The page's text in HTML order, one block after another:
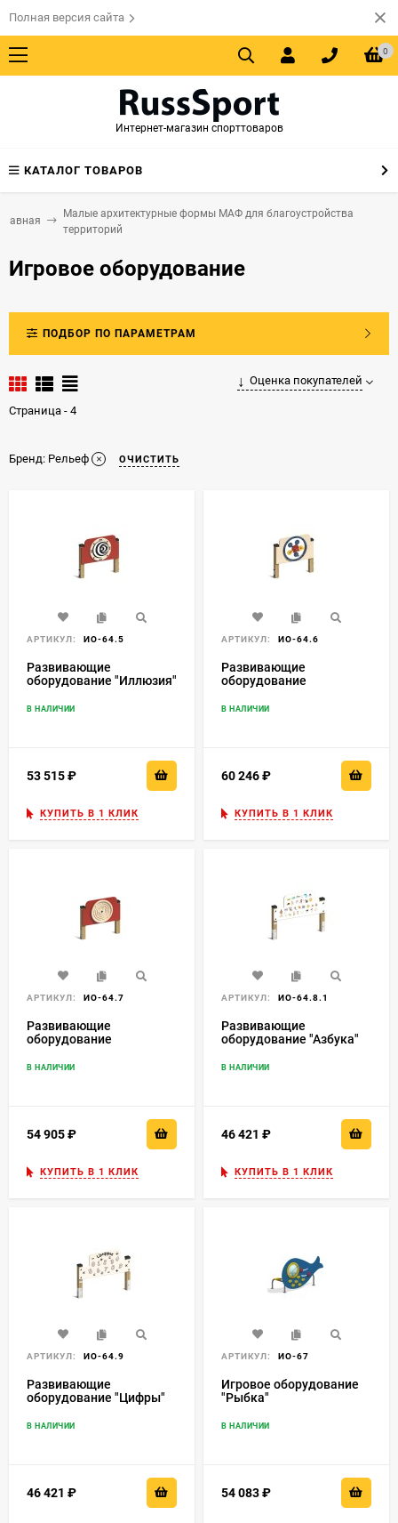
Полная версия сайта
0
Интернет-магазин спорттоваров
КАТАЛОГ ТОВАРОВ
Малые архитектурные формы МАФ для благоустройства
территорий
Игровое оборудование
ПОДБОР ПО ПАРАМЕТРАМ
Оценка покупателей
Страница - 4
Бренд: Рельеф ОЧИСТИТЬ
АРТИКУЛ: ИО-64.5
Развивающие
оборудование "Иллюзия"
В НАЛИЧИИ
53 515
КУПИТЬ В 1 КЛИК
АРТИКУЛ: ИО-64.6
Развивающие
оборудование
В НАЛИЧИИ
60 246
КУПИТЬ В 1 КЛИК
АРТИКУЛ: ИО-64.7
Развивающие
оборудование
В НАЛИЧИИ
54 905
КУПИТЬ В 1 КЛИК
АРТИКУЛ: ИО-64.8.1
Развивающие
оборудование "Азбука"
В НАЛИЧИИ
46 421
КУПИТЬ В 1 КЛИК
АРТИКУЛ: ИО-64.9
Развивающие
оборудование "Цифры"
В НАЛИЧИИ
46 421
АРТИКУЛ: ИО-67
Игровое оборудование
"Рыбка"
В НАЛИЧИИ
54 083